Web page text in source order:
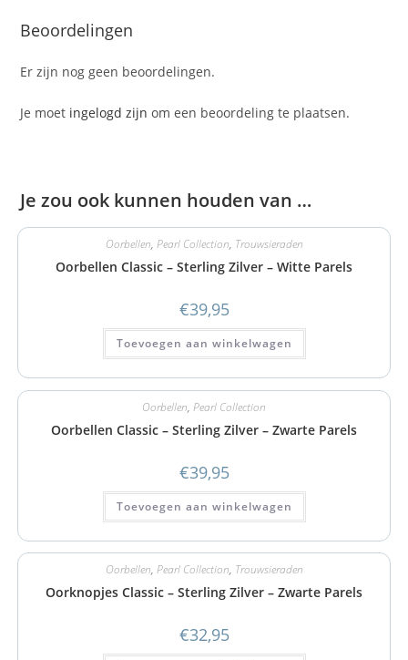
Beoordelingen
Er zijn nog geen beoordelingen.
Je moet ingelogd zijn om een beoordeling te plaatsen.
Je zou ook kunnen houden van …
Oorbellen, Pearl Collection, Trouwsieraden
Oorbellen Classic – Sterling Zilver – Witte Parels
€39,95
Toevoegen aan winkelwagen
Oorbellen, Pearl Collection
Oorbellen Classic – Sterling Zilver – Zwarte Parels
€39,95
Toevoegen aan winkelwagen
Oorbellen, Pearl Collection, Trouwsieraden
Oorknopjes Classic – Sterling Zilver – Zwarte Parels
€32,95